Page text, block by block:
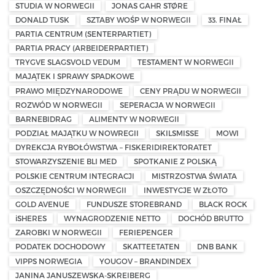
STUDIA W NORWEGII
JONAS GAHR STØRE
DONALD TUSK
SZTABY WOŚP W NORWEGII
33. FINAŁ
PARTIA CENTRUM (SENTERPARTIET)
PARTIA PRACY (ARBEIDERPARTIET)
TRYGVE SLAGSVOLD VEDUM
TESTAMENT W NORWEGII
MAJĄTEK I SPRAWY SPADKOWE
PRAWO MIĘDZYNARODOWE
CENY PRĄDU W NORWEGII
ROZWÓD W NORWEGII
SEPERACJA W NORWEGII
BARNEBIDRAG
ALIMENTY W NORWEGII
PODZIAŁ MAJĄTKU W NOWREGII
SKILSMISSE
MOWI
DYREKCJA RYBOŁÓWSTWA – FISKERIDIREKTORATET
STOWARZYSZENIE BLI MED
SPOTKANIE Z POLSKĄ
POLSKIE CENTRUM INTEGRACJI
MISTRZOSTWA ŚWIATA
OSZCZĘDNOŚCI W NORWEGII
INWESTYCJE W ZŁOTO
GOLD AVENUE
FUNDUSZE STOREBRAND
BLACK ROCK
iSHERES
WYNAGRODZENIE NETTO
DOCHÓD BRUTTO
ZAROBKI W NORWEGII
FERIEPENGER
PODATEK DOCHODOWY
SKATTEETATEN
DNB BANK
VIPPS NORWEGIA
YOUGOV – BRANDINDEX
JANINA JANUSZEWSKA-SKREIBERG